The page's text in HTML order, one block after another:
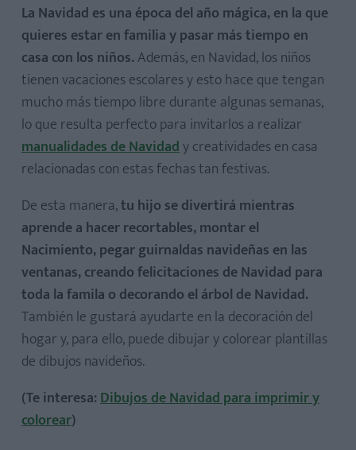
La Navidad es una época del año mágica, en la que
quieres estar en familia y pasar más tiempo en
casa con los niños.Además, en Navidad, los niños
tienen vacaciones escolares y esto hace que tengan
mucho más tiempo libre durante algunas semanas,
lo que resulta perfecto para invitarlos a realizar
manualidades de Navidady creatividades en casa
relacionadas con estas fechas tan festivas.
De esta manera,tu hijo se divertirá mientras
aprende a hacer recortables, montar el
Nacimiento, pegar guirnaldas navideñas en las
ventanas, creando felicitaciones de Navidad para
toda la famila o decorando el árbol de Navidad.
También le gustará ayudarte en la decoración del
hogar y, para ello, puede dibujar y colorear plantillas
de dibujos navideños.
(Te interesa:Dibujos de Navidad para imprimir y
colorear)